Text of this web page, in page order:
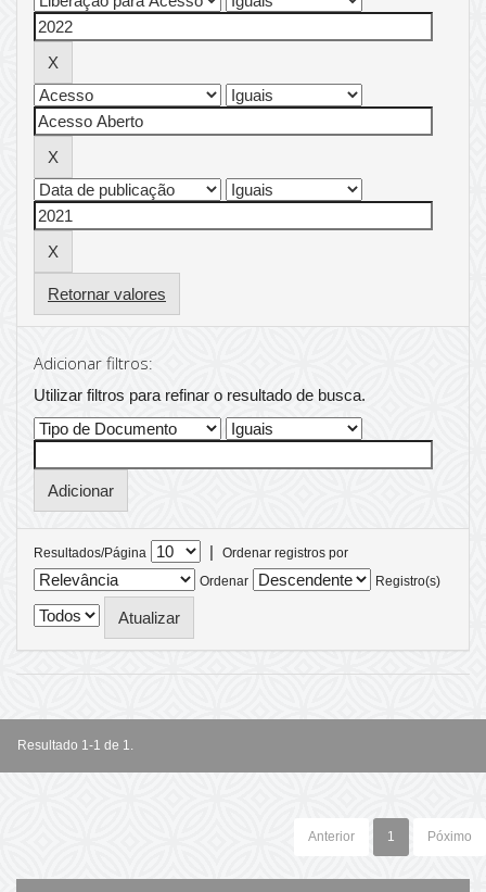
Retornar valores
Adicionar filtros:
Utilizar filtros para refinar o resultado de busca.
Resultados/Página |
Ordenar registros por
Ordenar
Registro(s)
Resultado 1-1 de 1.
Anterior 1 Póximo